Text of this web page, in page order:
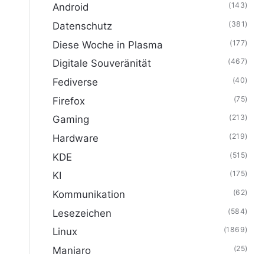
Android (143)
Datenschutz (381)
Diese Woche in Plasma (177)
Digitale Souveränität (467)
Fediverse (40)
Firefox (75)
Gaming (213)
Hardware (219)
KDE (515)
KI (175)
Kommunikation (62)
Lesezeichen (584)
Linux (1869)
Manjaro (25)